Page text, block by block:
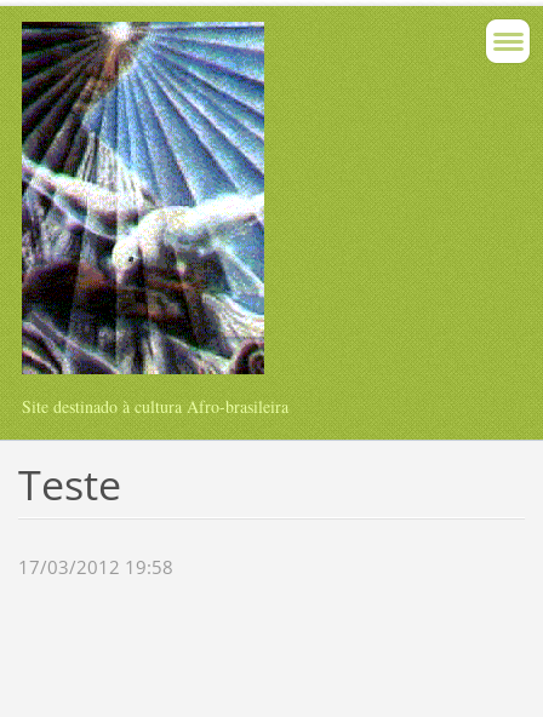
Site destinado à cultura Afro-brasileira
Teste
17/03/2012 19:58